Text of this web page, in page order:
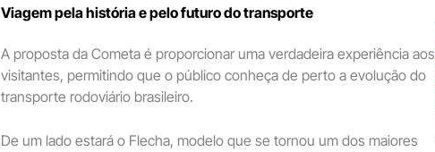
Viagem pela história e pelo futuro do transporte
A proposta da Cometa é proporcionar uma verdadeira experiência aos
visitantes, permitindo que o público conheça de perto a evolução do
transporte rodoviário brasileiro.
De um lado estará o Flecha, modelo que se tornou um dos maiores